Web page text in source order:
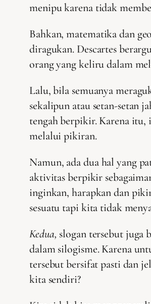
menipu karena tidak
Bahkan, matematika dan
diragukan. Descartes
orang yang keliru dalam
Lalu, bila semuanya
sekalipun atau setan-setan
tengah berpikir. Karena itu,
melalui pikiran.
Namun, ada dua hal yang
aktivitas berpikir
inginkan, harapkan dan
sesuatu tapi kita tidak
Kedua, slogan tersebut juga
dalam silogisme. Karena
tersebut bersifat pasti dan
kita sendiri?